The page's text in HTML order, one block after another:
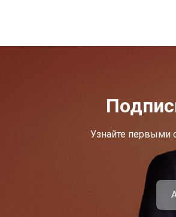
Узнайте первыми